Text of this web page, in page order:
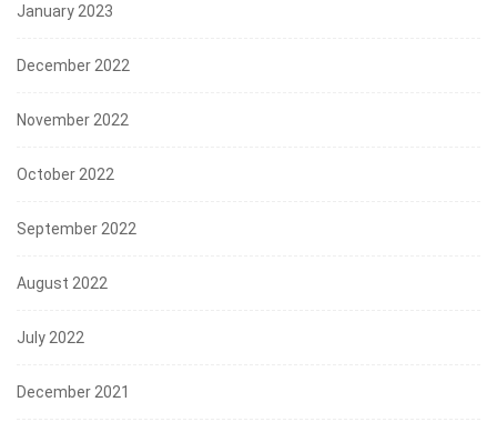
January 2023
December 2022
November 2022
October 2022
September 2022
August 2022
July 2022
December 2021